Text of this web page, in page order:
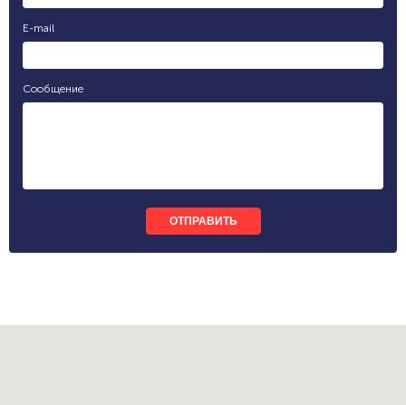
E-mail
Сообщение
ОТПРАВИТЬ